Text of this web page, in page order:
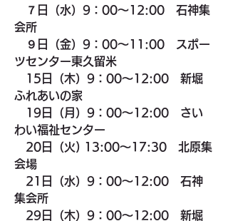
７日（水）9：00～12:00　石神集
会所
９日（金）9：00～11:00　スポー
ツセンター東久留米
15日（木）9：00～12:00　新堀
ふれあいの家
19日（月）9：00～12:00　さい
わい福祉センター
20日（火) 13:00～17:30　北原集
会場
21日（水）9：00～12:00　石神
集会所
29日（木）9：00～12:00　新堀